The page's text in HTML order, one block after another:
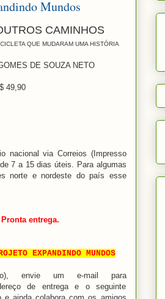
Mundos
CAMINHOS
QUE MUDARAM UMA HISTÓRIA
DE SOUZA NETO
49,90
nacional via Correios (Impresso
7 a 15 dias úteis. Para algumas
norte e nordeste do país esse
entrega.
EXPANDINDO MUNDOS
envie um e-mail para
de entrega e o seguinte